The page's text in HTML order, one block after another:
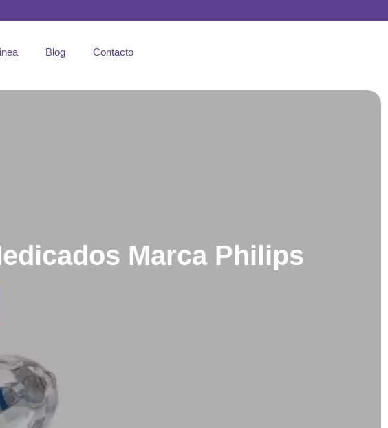
Blog Contacto
Marca Philips